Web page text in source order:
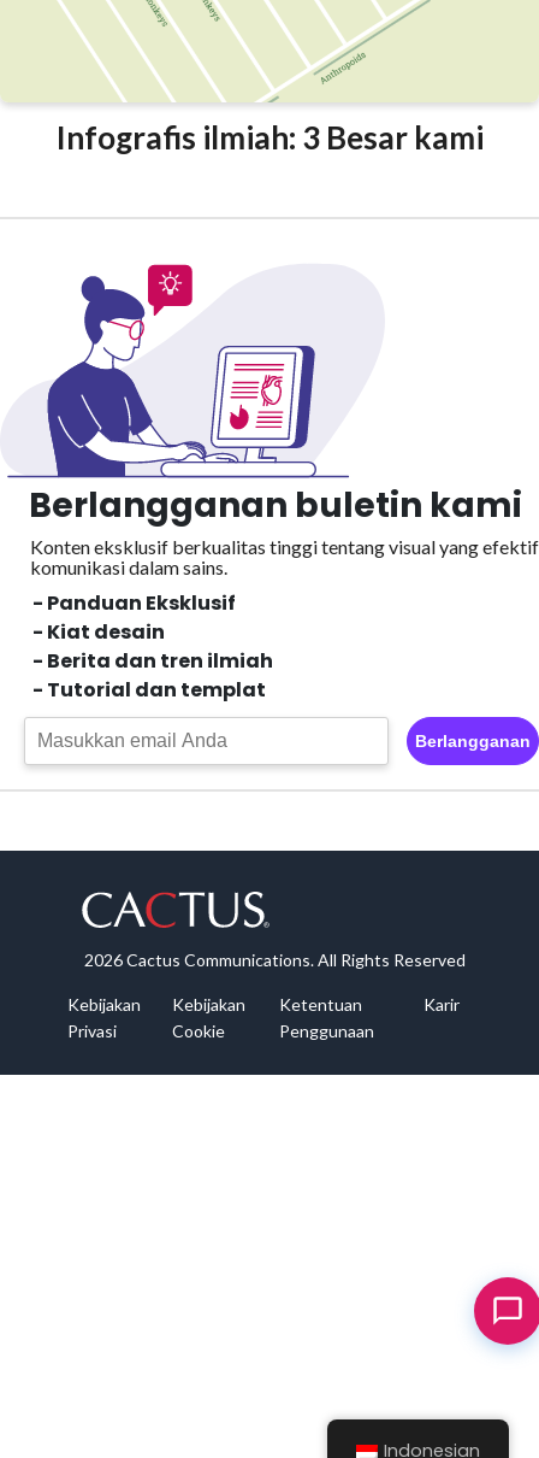
Infografis ilmiah: 3 Besar kami
Berlangganan buletin kami
Konten eksklusif berkualitas tinggi tentang visual yang efektif
komunikasi dalam sains.
- Panduan Eksklusif
- Kiat desain
- Berita dan tren ilmiah
- Tutorial dan templat
Berlangganan
2026 Cactus Communications. All Rights Reserved
Kebijakan
Privasi
Kebijakan
Cookie
Ketentuan
Penggunaan
Karir
Indonesian